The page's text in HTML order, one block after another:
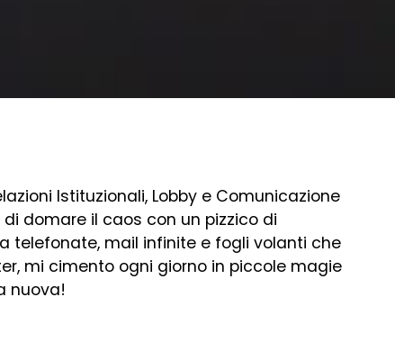
Istituzionali, Lobby e Comunicazione
domare il caos con un pizzico di
telefonate, mail infinite e fogli volanti che
mi cimento ogni giorno in piccole magie
nuova!